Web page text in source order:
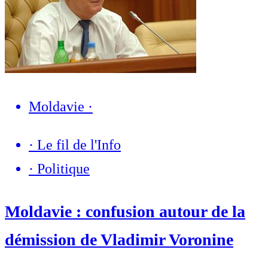
Moldavie ·
· Le fil de l'Info
· Politique
Moldavie : confusion autour de la
démission de Vladimir Voronine